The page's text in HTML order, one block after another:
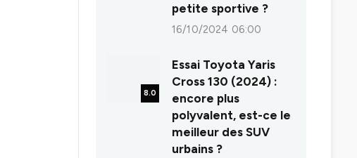
petite sportive ?
16/10/2024 06:00
8.0
Essai Toyota Yaris
Cross 130 (2024) :
encore plus
polyvalent, est-ce le
meilleur des SUV
urbains ?